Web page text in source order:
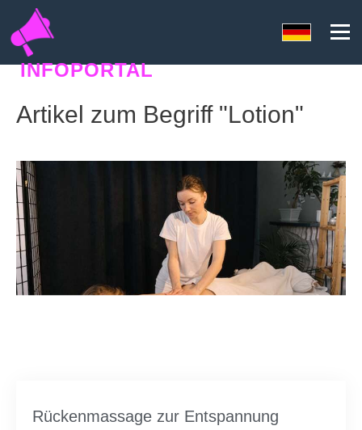
INFOPORTAL
Artikel zum Begriff "Lotion"
Rückenmassage zur Entspannung